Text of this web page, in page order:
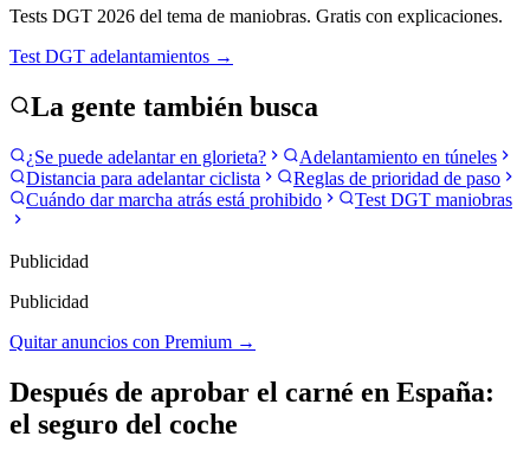
Tests DGT 2026 del tema de maniobras. Gratis con explicaciones.
Test DGT adelantamientos →
La gente también busca
¿Se puede adelantar en glorieta?
Adelantamiento en túneles
Distancia para adelantar ciclista
Reglas de prioridad de paso
Cuándo dar marcha atrás está prohibido
Test DGT maniobras
Publicidad
Publicidad
Quitar anuncios con Premium →
Después de aprobar el carné en España:
el seguro del coche